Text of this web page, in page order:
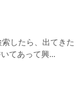
したら、出てきた
てあって興...